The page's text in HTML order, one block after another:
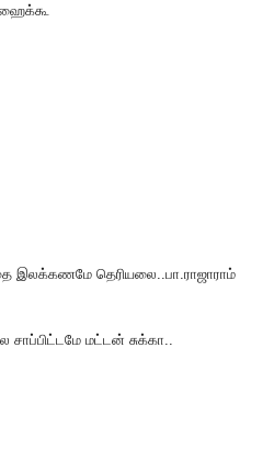
ஹைக்கூ
இலக்கணமே தெரியலை..பா.ராஜாராம்
சாப்பிட்டமே மட்டன் சுக்கா..